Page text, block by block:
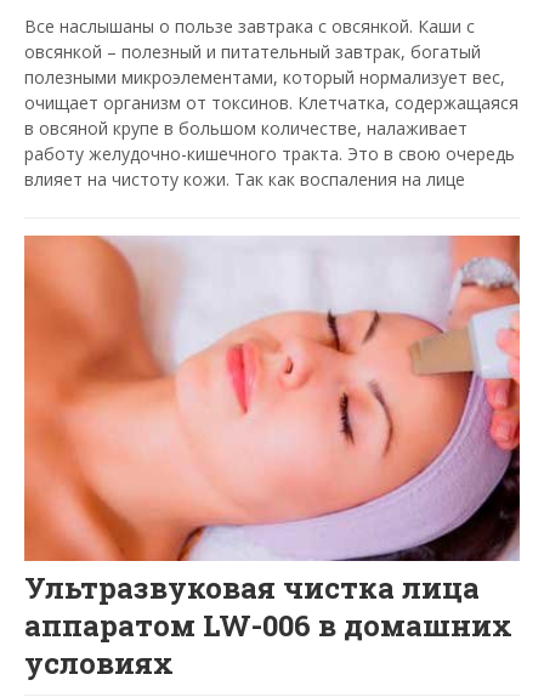
Все наслышаны о пользе завтрака с овсянкой. Каши с
овсянкой – полезный и питательный завтрак, богатый
полезными микроэлементами, который нормализует вес,
очищает организм от токсинов. Клетчатка, содержащаяся
в овсяной крупе в большом количестве, налаживает
работу желудочно-кишечного тракта. Это в свою очередь
влияет на чистоту кожи. Так как воспаления на лице
Ультразвуковая чистка лица
аппаратом LW-006 в домашних
условиях